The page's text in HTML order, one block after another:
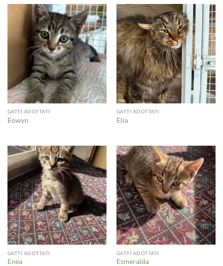
GATTI ADOTTATI
Eowyn
GATTI ADOTTATI
Elia
GATTI ADOTTATI
Enea
GATTI ADOTTATI
Esmeralda